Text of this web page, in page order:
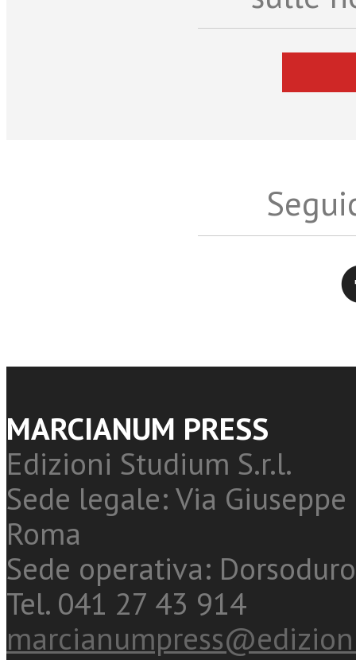
MARCIANUM PRESS
Edizioni Studium S.r.l.
Sede legale: Via
Roma
Sede operativa:
Tel. 041 27 43 914